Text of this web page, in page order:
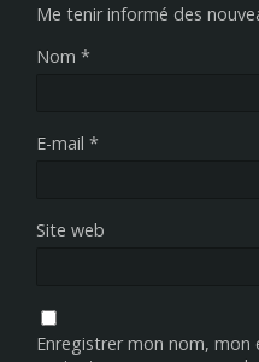
Me tenir informé des
Nom *
E-mail *
Site web
Enregistrer mon nom, mon